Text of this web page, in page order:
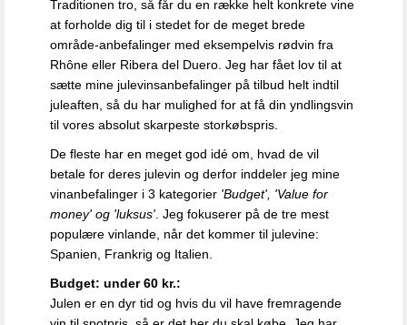
Traditionen tro, så får du en række helt konkrete vine
at forholde dig til i stedet for de meget brede
område-anbefalinger med eksempelvis rødvin fra
Rhône eller Ribera del Duero. Jeg har fået lov til at
sætte mine julevinsanbefalinger på tilbud helt indtil
juleaften, så du har mulighed for at få din yndlingsvin
til vores absolut skarpeste storkøbspris.
De fleste har en meget god idé om, hvad de vil
betale for deres julevin og derfor inddeler jeg mine
vinanbefalinger i 3 kategorier 'Budget', 'Value for
money' og 'luksus' . Jeg fokuserer på de tre mest
populære vinlande, når det kommer til julevine:
Spanien, Frankrig og Italien.
Budget: under 60 kr.:
Julen er en dyr tid og hvis du vil have fremragende